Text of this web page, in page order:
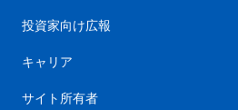
投資家向け広報
キャリア
サイト所有者